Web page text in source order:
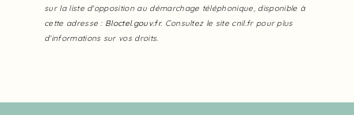
sur la liste d'opposition au démarchage téléphonique, disponible à
cette adresse : Bloctel.gouv.fr. Consultez le site cnil.fr pour plus
d’informations sur vos droits.